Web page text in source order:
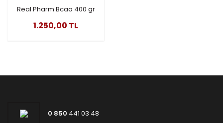
Real Pharm Bcaa 400 gr
(Karpuz aromali)
1.250,00 TL
0 850 441 03 48